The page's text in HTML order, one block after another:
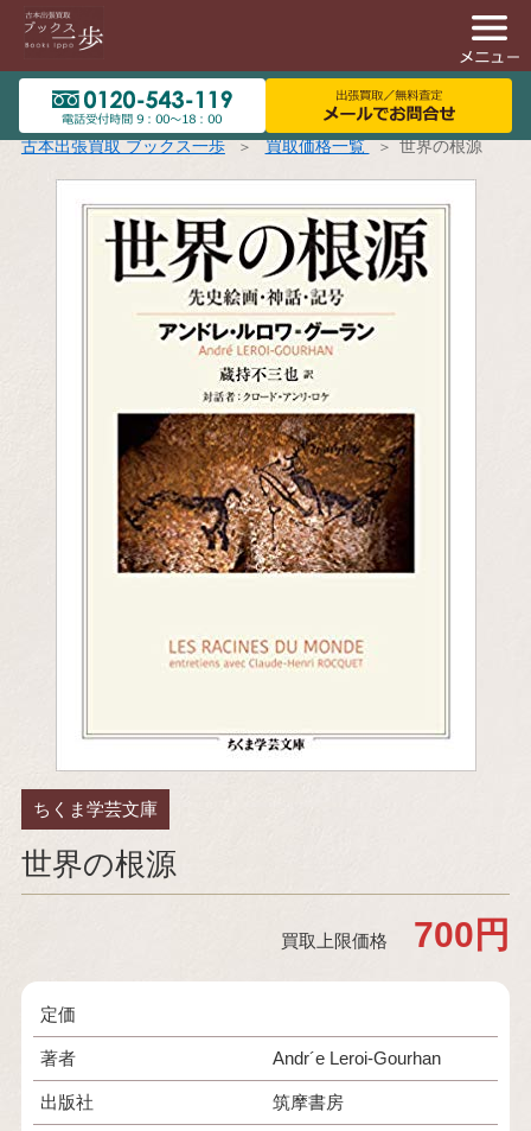
古本出張買取 ブックス一歩 買取価格一覧 世界の根源
ちくま学芸文庫
世界の根源
買取上限価格 700円
定価
著者 Andr´e Leroi‐Gourhan
出版社 筑摩書房